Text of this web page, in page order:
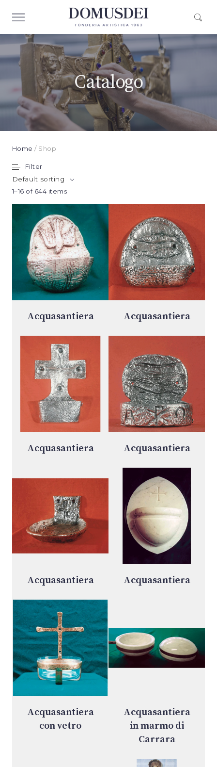
Catalogo
Home / Shop
1–16 of 644 items
Default sorting
Filter
Acquasantiera Acquasantiera
Acquasantiera Acquasantiera
Acquasantiera Acquasantiera
Acquasantiera
con vetro
Acquasantiera
in marmo di
Carrara